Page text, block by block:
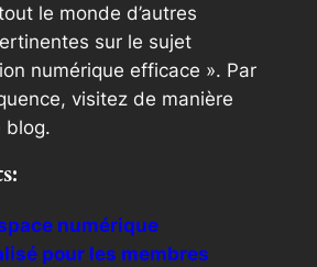
le monde d’autres
sur le sujet
numérique efficace ». Par
visitez de manière
blog.
numérique
pour les membres